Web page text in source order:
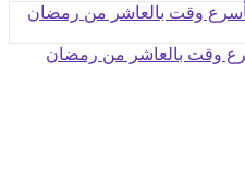
وقت بالعاشر من رمضان